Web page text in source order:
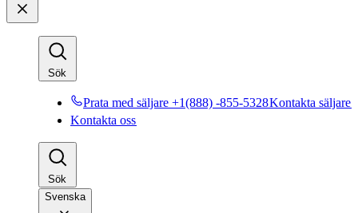
Sök​​
Prata med säljare +1(888) -855-5328​​Kontakta säljare​​
Kontakta oss​​
Sök​​
Svenska